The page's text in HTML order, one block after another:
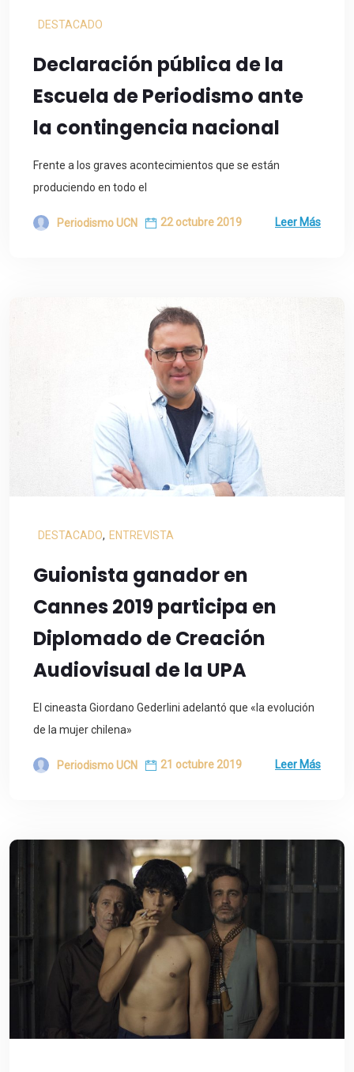
DESTACADO
Declaración pública de la
Escuela de Periodismo ante
la contingencia nacional
Frente a los graves acontecimientos que se están
produciendo en todo el
Periodismo UCN 22 octubre 2019 Leer Más
DESTACADO, ENTREVISTA
Guionista ganador en
Cannes 2019 participa en
Diplomado de Creación
Audiovisual de la UPA
El cineasta Giordano Gederlini adelantó que «la evolución
de la mujer chilena»
Periodismo UCN 21 octubre 2019 Leer Más